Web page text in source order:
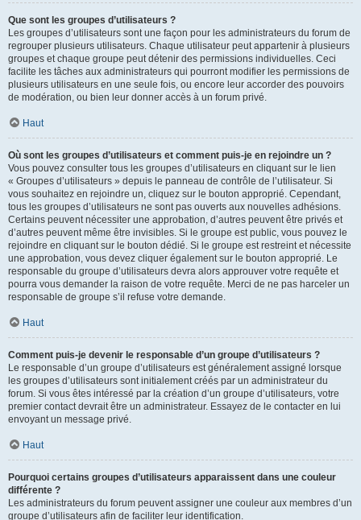
Que sont les groupes d’utilisateurs ?
Les groupes d’utilisateurs sont une façon pour les administrateurs du forum de
regrouper plusieurs utilisateurs. Chaque utilisateur peut appartenir à plusieurs
groupes et chaque groupe peut détenir des permissions individuelles. Ceci
facilite les tâches aux administrateurs qui pourront modifier les permissions de
plusieurs utilisateurs en une seule fois, ou encore leur accorder des pouvoirs
de modération, ou bien leur donner accès à un forum privé.
Haut
Où sont les groupes d’utilisateurs et comment puis-je en rejoindre un ?
Vous pouvez consulter tous les groupes d’utilisateurs en cliquant sur le lien
« Groupes d’utilisateurs » depuis le panneau de contrôle de l’utilisateur. Si
vous souhaitez en rejoindre un, cliquez sur le bouton approprié. Cependant,
tous les groupes d’utilisateurs ne sont pas ouverts aux nouvelles adhésions.
Certains peuvent nécessiter une approbation, d’autres peuvent être privés et
d’autres peuvent même être invisibles. Si le groupe est public, vous pouvez le
rejoindre en cliquant sur le bouton dédié. Si le groupe est restreint et nécessite
une approbation, vous devez cliquer également sur le bouton approprié. Le
responsable du groupe d’utilisateurs devra alors approuver votre requête et
pourra vous demander la raison de votre requête. Merci de ne pas harceler un
responsable de groupe s’il refuse votre demande.
Haut
Comment puis-je devenir le responsable d’un groupe d’utilisateurs ?
Le responsable d’un groupe d’utilisateurs est généralement assigné lorsque
les groupes d’utilisateurs sont initialement créés par un administrateur du
forum. Si vous êtes intéressé par la création d’un groupe d’utilisateurs, votre
premier contact devrait être un administrateur. Essayez de le contacter en lui
envoyant un message privé.
Haut
Pourquoi certains groupes d’utilisateurs apparaissent dans une couleur
différente ?
Les administrateurs du forum peuvent assigner une couleur aux membres d’un
groupe d’utilisateurs afin de faciliter leur identification.